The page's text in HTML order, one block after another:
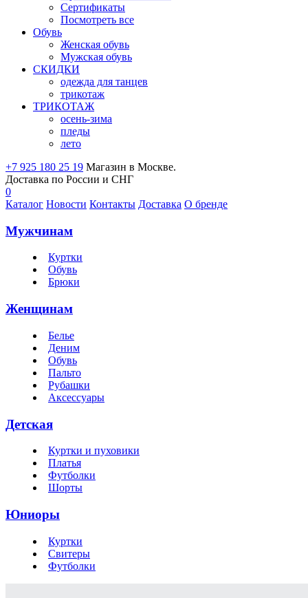
Сертификаты
Посмотреть все
Обувь
Женская обувь
Мужская обувь
СКИДКИ
одежда для танцев
трикотаж
ТРИКОТАЖ
осень-зима
пледы
лето
+7 925 180 25 19 Магазин в Москве.
Доставка по России и СНГ
0
Каталог Новости Контакты Доставка О бренде
Мужчинам
Куртки
Обувь
Брюки
Женщинам
Белье
Деним
Обувь
Пальто
Рубашки
Аксессуары
Детская
Куртки и пуховики
Платья
Футболки
Шорты
Юниоры
Куртки
Свитеры
Футболки